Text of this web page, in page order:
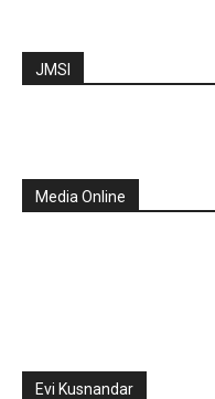
JMSI
Media Online
Evi Kusnandar